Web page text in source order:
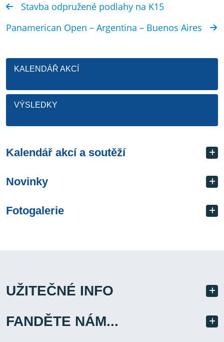
Stavba odpružené podlahy na K15
Panamerican Open – Argentina – Buenos Aires
KALENDÁŘ AKCÍ
VÝSLEDKY
Kalendář akcí a soutěží
Novinky
Fotogalerie
UŽITEČNÉ INFO
FANDĚTE NÁM...